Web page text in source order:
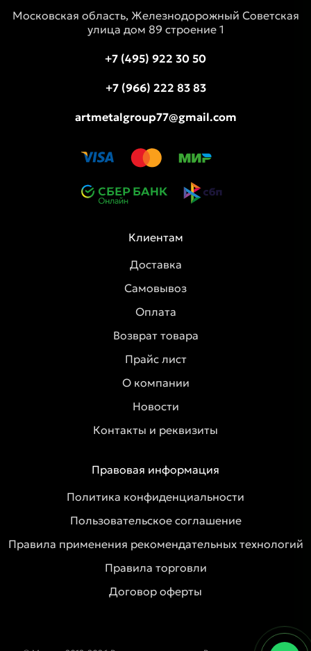
Московская область, Железнодорожный Советская
улица дом 89 строение 1
+7 (495) 922 30 50
+7 (966) 222 83 83
artmetalgroup77@gmail.com
Клиентам
Доставка
Самовывоз
Оплата
Возврат товара
Прайс лист
О компании
Новости
Контакты и реквизиты
Правовая информация
Политика конфиденциальности
Пользовательское соглашение
Правила применения рекомендательных технологий
Правила торговли
Договор оферты